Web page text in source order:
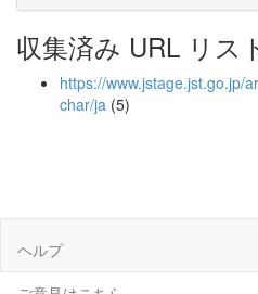
収集済み URL リス
https://www.jstage.jst.go.jp/
char/ja (5)
ヘルプ